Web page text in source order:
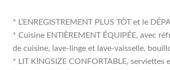
* L’ENREGISTREMENT PLUS TÔT et le
* Cuisine ENTIÈREMENT ÉQUIPÉE, avec
de cuisine, lave-linge et lave-vaisselle,
* LIT KINGSIZE CONFORTABLE,